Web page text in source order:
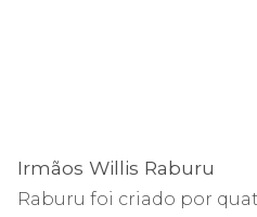
Irmãos Willis Raburu
Raburu foi criado por